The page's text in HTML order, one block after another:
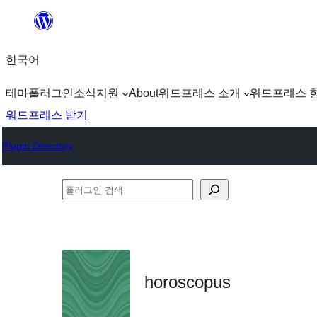
츠
로
가
한국어
테마플러그인소식지원 About워드프레스 소개 워드프레스
워드프레스 받기
Plugin Directory
플
인
검
색
horoscopus